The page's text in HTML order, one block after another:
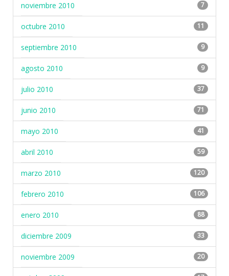
noviembre 2010 7
octubre 2010 11
septiembre 2010 9
agosto 2010 9
julio 2010 37
junio 2010 71
mayo 2010 41
abril 2010 59
marzo 2010 120
febrero 2010 106
enero 2010 88
diciembre 2009 33
noviembre 2009 20